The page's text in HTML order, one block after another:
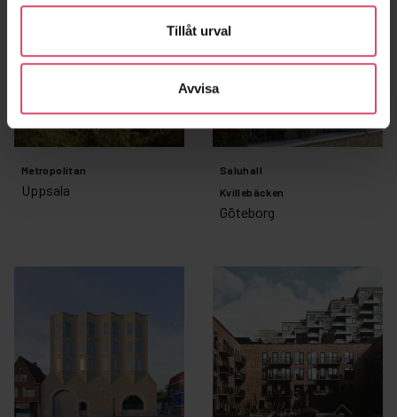
Tillåt urval
Avvisa
Metropolitan
Uppsala
Saluhall
Kvillebäcken
Göteborg